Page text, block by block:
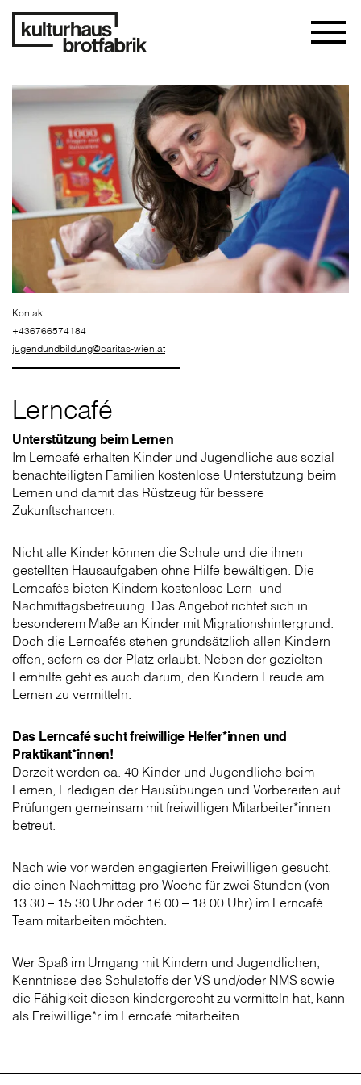
Lerncafé
Kontakt:
+436766574184
jugendundbildung@caritas-wien.at
Unterstützung beim Lernen
Im Lerncafé erhalten Kinder und Jugendliche aus sozial
benachteiligten Familien kostenlose Unterstützung beim
Lernen und damit das Rüstzeug für bessere
Zukunftschancen.
Nicht alle Kinder können die Schule und die ihnen
gestellten Hausaufgaben ohne Hilfe bewältigen. Die
Lerncafés bieten Kindern kostenlose Lern- und
Nachmittagsbetreuung. Das Angebot richtet sich in
besonderem Maße an Kinder mit Migrationshintergrund.
Doch die Lerncafés stehen grundsätzlich allen Kindern
offen, sofern es der Platz erlaubt. Neben der gezielten
Lernhilfe geht es auch darum, den Kindern Freude am
Lernen zu vermitteln.
Das Lerncafé sucht freiwillige Helfer*innen und
Praktikant*innen!
Derzeit werden ca. 40 Kinder und Jugendliche beim
Lernen, Erledigen der Hausübungen und Vorbereiten auf
Prüfungen gemeinsam mit freiwilligen Mitarbeiter*innen
betreut.
Nach wie vor werden engagierten Freiwilligen gesucht,
die einen Nachmittag pro Woche für zwei Stunden (von
13.30 – 15.30 Uhr oder 16.00 – 18.00 Uhr) im Lerncafé
Team mitarbeiten möchten.
Wer Spaß im Umgang mit Kindern und Jugendlichen,
Kenntnisse des Schulstoffs der VS und/oder NMS sowie
die Fähigkeit diesen kindergerecht zu vermitteln hat, kann
als Freiwillige*r im Lerncafé mitarbeiten.